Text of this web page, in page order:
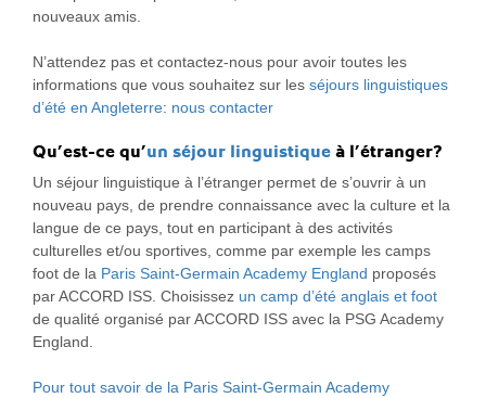
nouveaux amis.
N’attendez pas et contactez-nous pour avoir toutes les
informations que vous souhaitez sur les séjours linguistiques
d’été en Angleterre: nous contacter
Qu’est-ce qu’un séjour linguistique à l’étranger?
Un séjour linguistique à l’étranger permet de s’ouvrir à un
nouveau pays, de prendre connaissance avec la culture et la
langue de ce pays, tout en participant à des activités
culturelles et/ou sportives, comme par exemple les camps
foot de la Paris Saint-Germain Academy England proposés
par ACCORD ISS. Choisissez un camp d’été anglais et foot
de qualité organisé par ACCORD ISS avec la PSG Academy
England.
Pour tout savoir de la Paris Saint-Germain Academy